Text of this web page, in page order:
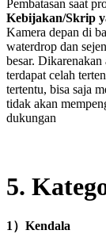
Pembatasan saat
Kebijakan/Skrip
Kamera depan di
waterdrop dan
besar. Dikarenakan
terdapat celah
tertentu, bisa saja
tidak akan
dukungan
5.
1 ） Kendala